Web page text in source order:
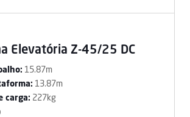
Elevatória Z-45/25 DC
15.87m
13.87m
carga: 227kg